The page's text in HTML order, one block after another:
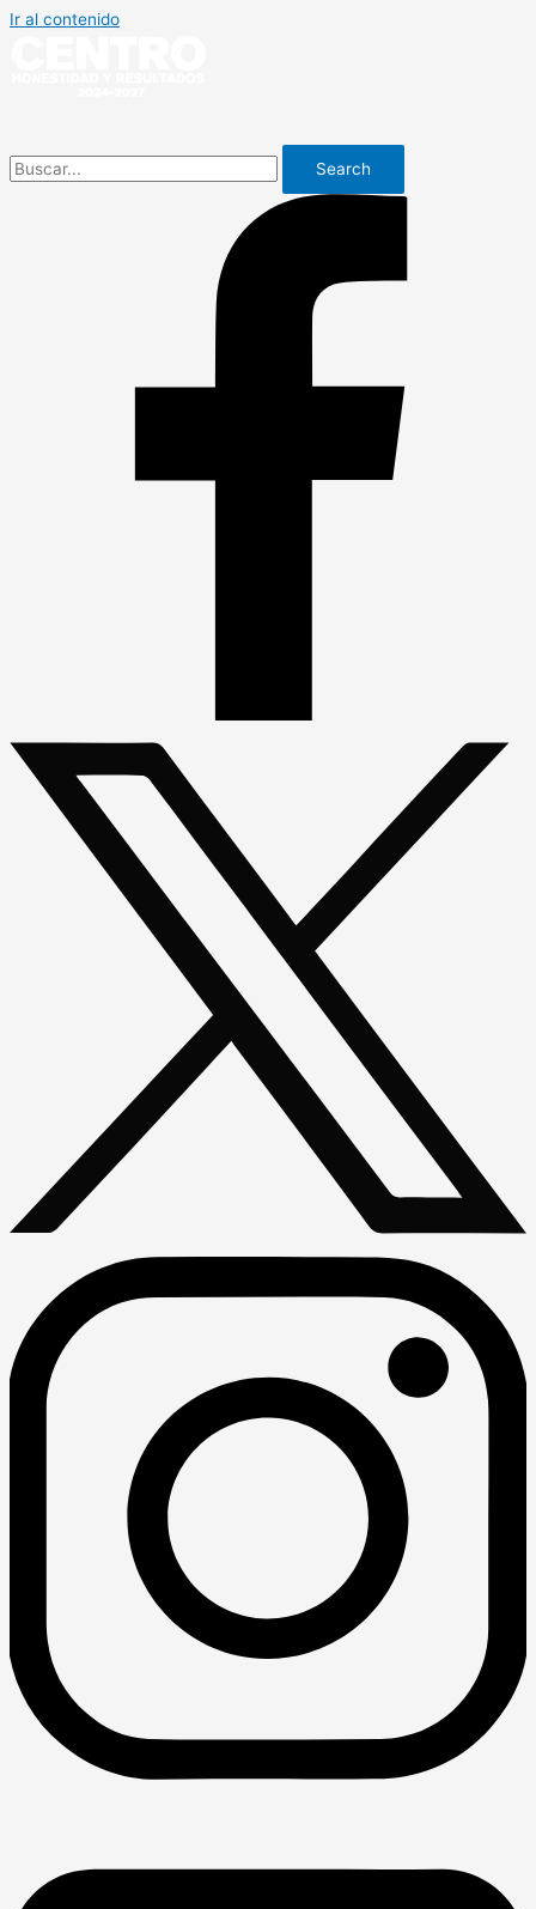
Ir al contenido
Search